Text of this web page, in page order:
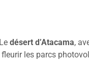
désert d’Atacama,
les parcs